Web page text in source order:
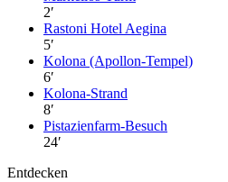
2′
Rastoni Hotel Aegina
5′
Kolona (Apollon-Tempel)
6′
Kolona-Strand
8′
Pistazienfarm-Besuch
24′
Entdecken